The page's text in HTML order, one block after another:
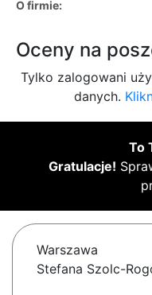
O firmie:
Oceny na
Tylko zalogowani
danych.
To
Gratulacje!
Warszawa
Stefana Szolc-